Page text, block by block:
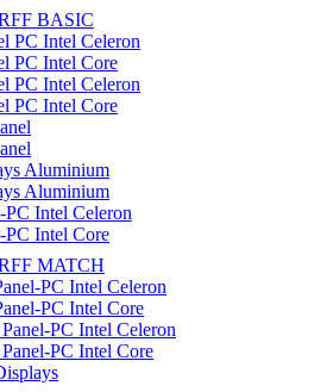
BASIC
PC Intel Celeron
PC Intel Core
PC Intel Celeron
PC Intel Core
Aluminium
Aluminium
Intel Celeron
Intel Core
MATCH
PC Intel Celeron
PC Intel Core
PC Intel Celeron
PC Intel Core